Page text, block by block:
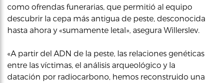
como ofrendas funerarias, que permitió al equipo
descubrir la cepa más antigua de peste, desconocida
hasta ahora y «sumamente letal», asegura Willerslev.
«A partir del ADN de la peste, las relaciones genéticas
entre las víctimas, el análisis arqueológico y la
datación por radiocarbono, hemos reconstruido una